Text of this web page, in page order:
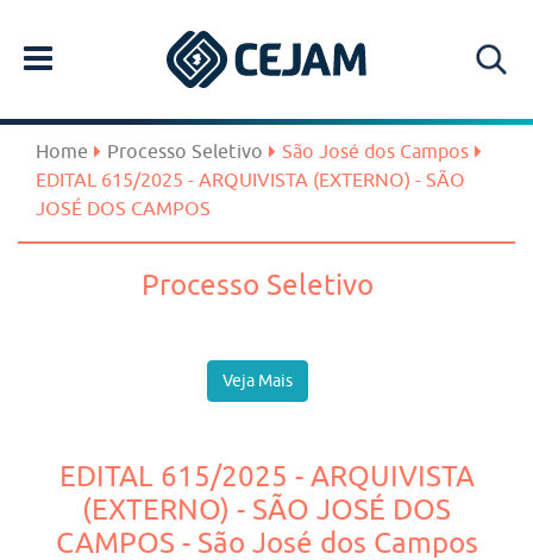
Home Processo Seletivo
São José dos Campos
EDITAL 615/2025 - ARQUIVISTA (EXTERNO) - SÃO
JOSÉ DOS CAMPOS
Processo Seletivo
Veja Mais
EDITAL 615/2025 - ARQUIVISTA
(EXTERNO) - SÃO JOSÉ DOS
CAMPOS - São José dos Campos